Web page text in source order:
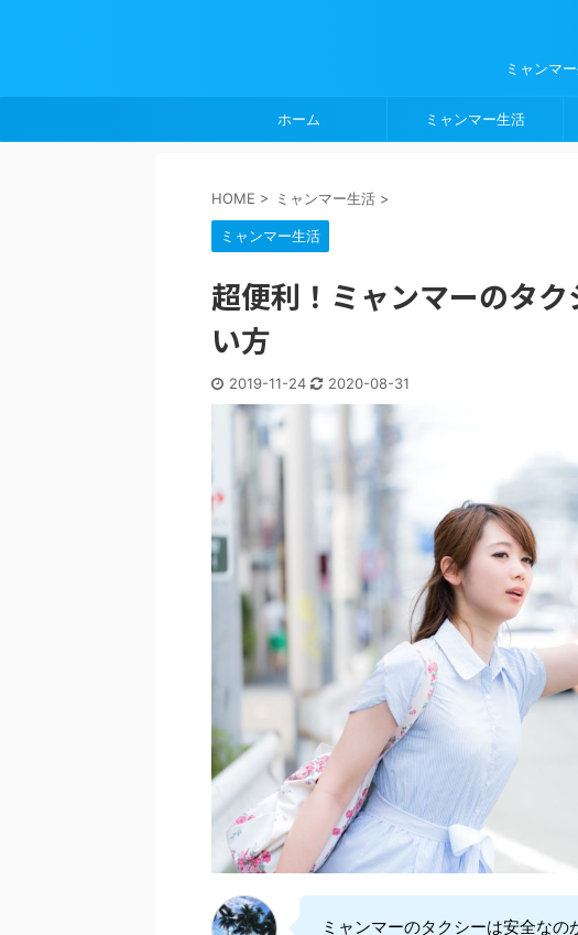
ミャンマ
ホーム ミャンマー生活
HOME > ミャンマー生活 >
ミャンマー生活
超便利！ミャンマーのタ
い方
2019-11-24 2020-08-31
ミャンマーのタクシーは安全なの